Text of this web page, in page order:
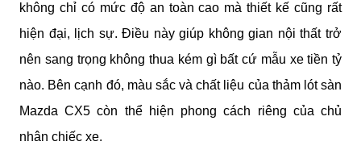
không chỉ có mức độ an toàn cao mà thiết kế cũng rất
hiện đại, lịch sự. Điều này giúp không gian nội thất trở
nên sang trọng không thua kém gì bất cứ mẫu xe tiền tỷ
nào. Bên cạnh đó, màu sắc và chất liệu của thảm lót sàn
Mazda CX5 còn thể hiện phong cách riêng của chủ
nhân chiếc xe.